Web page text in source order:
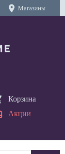
location_on Магазины
Корзина
Акции